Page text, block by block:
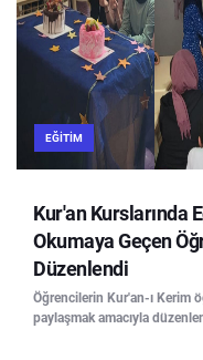
EĞITIM
Kur'an Kurslarında
Okumaya Geçen
Düzenlendi
Öğrencilerin Kur'an-ı Kerim
paylaşmak amacıyla